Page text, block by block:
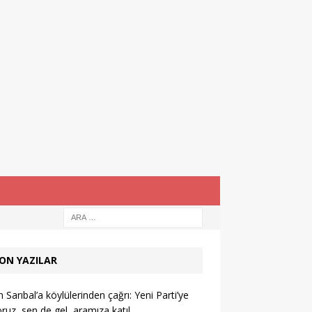
YAZILAR
Sarıbal’a köylülerinden çağrı: Yeni Parti’ye